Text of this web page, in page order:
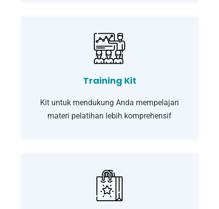
Training Kit
Kit untuk mendukung Anda mempelajari
materi pelatihan lebih komprehensif